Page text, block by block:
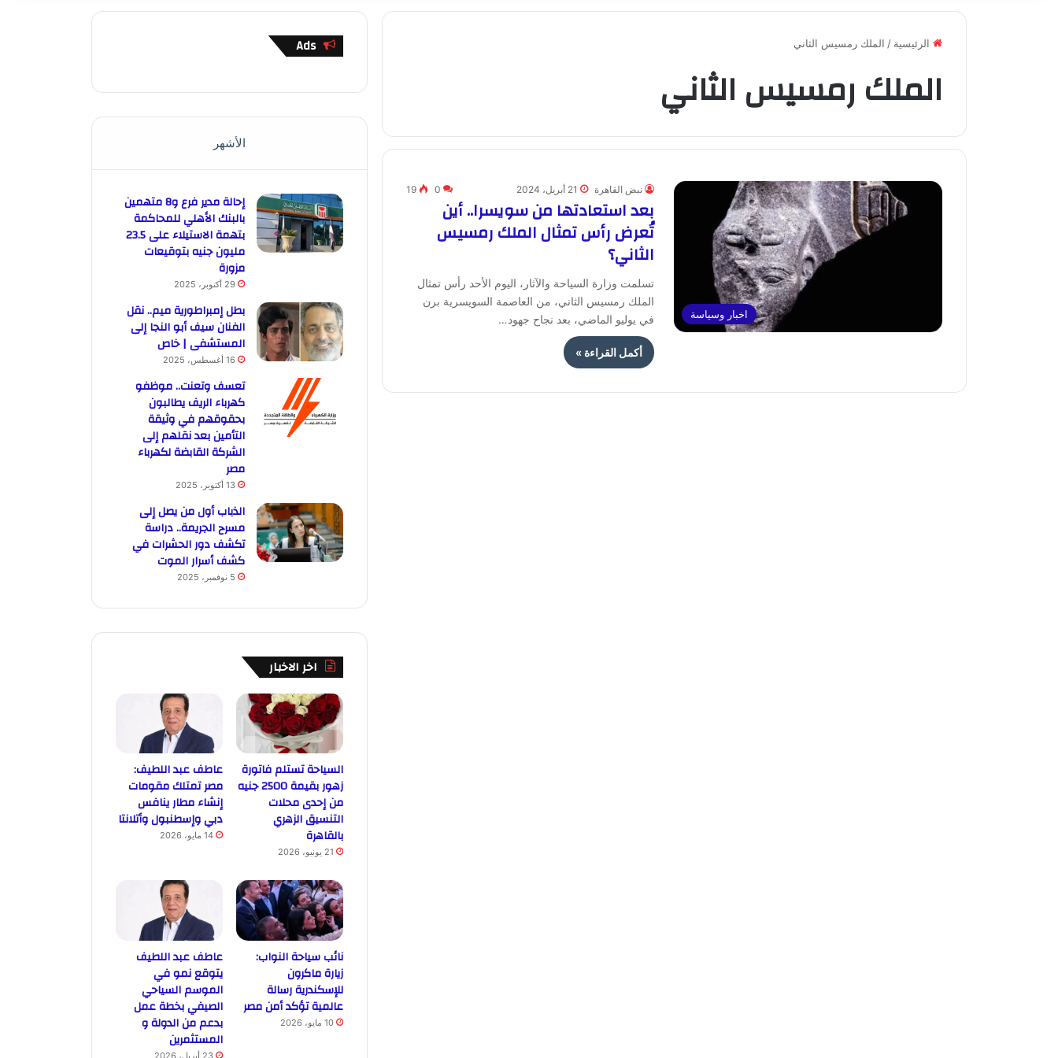
الرئيسية / الملك رمسيس الثاني
الملك رمسيس الثاني
اخبار وسياسة
نبض القاهرة 21 أبريل، 2024 0
19
بعد استعادتها من سويسرا.. أين
تُعرض رأس تمثال الملك رمسيس
الثاني؟
تسلمت وزارة السياحة والآثار، اليوم الأحد رأس تمثال
الملك رمسيس الثاني، من العاصمة السويسرية برن
في يوليو الماضي، بعد نجاح جهود…
أكمل القراءة »
Ads
الأشهر
إحالة مدير فرع و8 متهمين
بالبنك الأهلي للمحاكمة
بتهمة الاستيلاء على 23.5
مليون جنيه بتوقيعات
مزورة
29 أكتوبر، 2025
بطل إمبراطورية ميم.. نقل
الفنان سيف أبو النجا إلى
المستشفى | خاص
16 أغسطس، 2025
تعسف وتعنت.. موظفو
كهرباء الريف يطالبون
بحقوقهم في وثيقة
التأمين بعد نقلهم إلى
الشركة القابضة لكهرباء
مصر
13 أكتوبر، 2025
الذباب أول من يصل إلى
مسرح الجريمة.. دراسة
تكشف دور الحشرات في
كشف أسرار الموت
5 نوفمبر، 2025
اخر الاخبار
السياحة تستلم فاتورة
زهور بقيمة 2500 جنيه
من إحدى محلات
التنسيق الزهري
بالقاهرة
21 يونيو، 2026
عاطف عبد اللطيف:
مصر تمتلك مقومات
إنشاء مطار ينافس
دبي وإسطنبول وأتلانتا
14 مايو، 2026
نائب سياحة النواب:
زيارة ماكرون
للإسكندرية رسالة
عالمية تؤكد أمن مصر
10 مايو، 2026
عاطف عبد اللطيف
يتوقع نمو في
الموسم السياحي
الصيفي بخطة عمل
بدعم من الدولة و
المستثمرين
23 أبريل، 2026